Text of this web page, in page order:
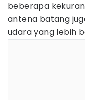
beberapa
antena batang
udara yang lebih